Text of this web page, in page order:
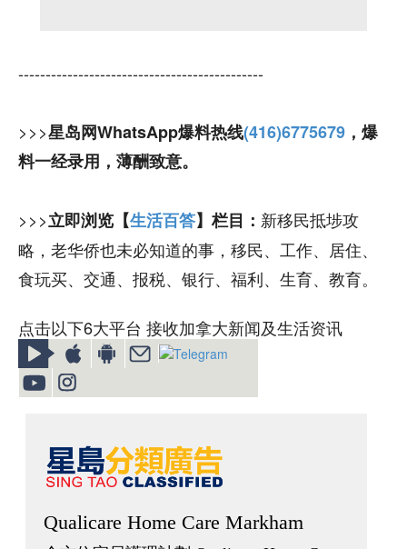
---------------------------------------------
>>>星岛网WhatsApp爆料热线(416)6775679 ，爆
料一经录用，薄酬致意。
>>>立即浏览【生活百答】栏目： 新移民抵埗攻
略，老华侨也未必知道的事，移民、工作、居住、
食玩买、交通、报税、银行、福利、生育、教育。
点击以下6大平台 接收加拿大新闻及生活资讯